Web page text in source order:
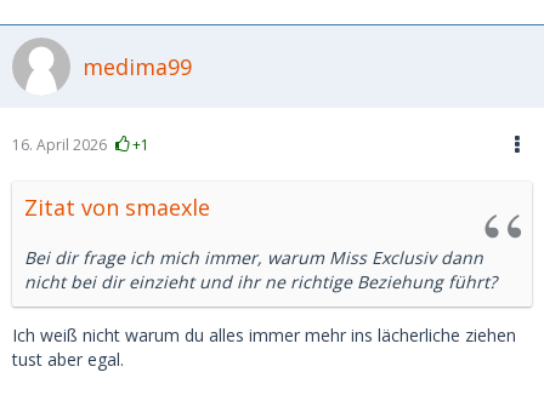
medima99
16. April 2026 +1
Zitat von smaexle
Bei dir frage ich mich immer, warum Miss Exclusiv dann
nicht bei dir einzieht und ihr ne richtige Beziehung führt?
Ich weiß nicht warum du alles immer mehr ins lächerliche ziehen
tust aber egal.